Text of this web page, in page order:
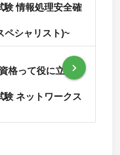
験 情報処理安全確
ペシャリスト)~
格って役に立ちま
験 ネットワークス
navigate_next